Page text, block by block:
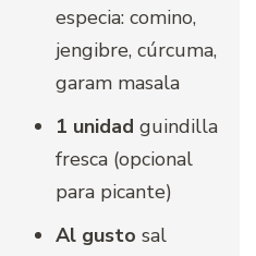
especia: comino,
jengibre, cúrcuma,
garam masala
1 unidad guindilla
fresca (opcional
para picante)
Al gusto sal